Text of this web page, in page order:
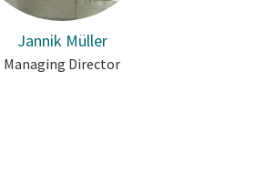
Jannik Müller
Managing Director